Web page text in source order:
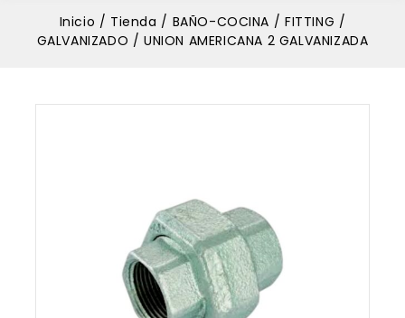
Inicio / Tienda / BAÑO-COCINA / FITTING /
GALVANIZADO / UNION AMERICANA 2 GALVANIZADA